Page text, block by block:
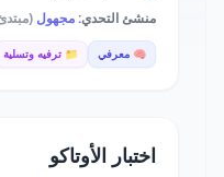
منشئ التحدي:مجهول
🧠 معرفي 📁 ترفيه وتسلية
اختبار الأوتاكو